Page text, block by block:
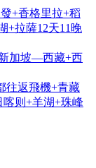
+香格里拉+稻
+拉薩12天11晚
加坡—西藏+西
往返飛機+青藏
则+羊湖+珠峰